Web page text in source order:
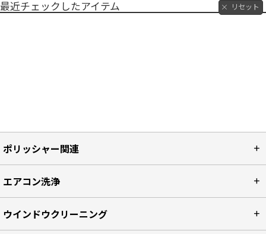
最近チェックしたアイテム リセット
ポリッシャー関連
エアコン洗浄
ウインドウクリーニング